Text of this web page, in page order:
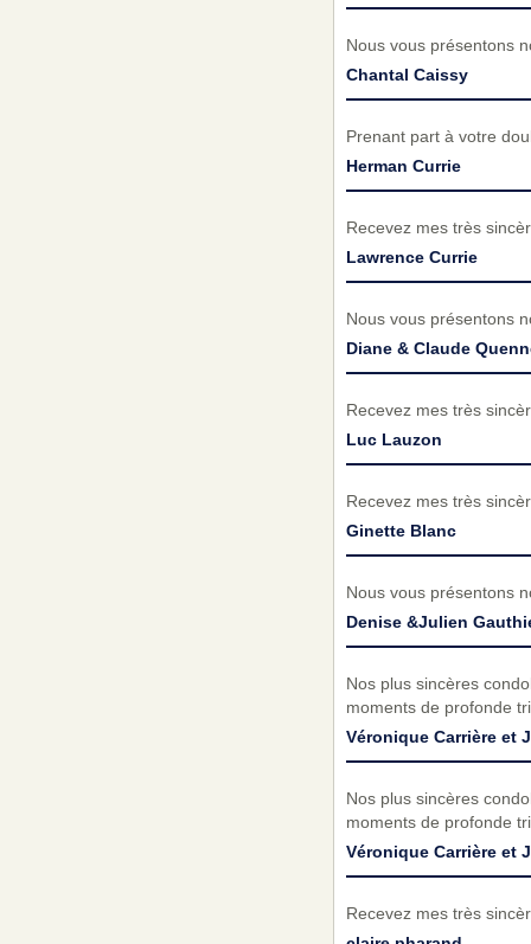
Nous vous présentons
Chantal Caissy
Prenant part à votre
Herman Currie
Recevez mes très
Lawrence Currie
Nous vous présentons
Diane & Claude
Recevez mes très
Luc Lauzon
Recevez mes très
Ginette Blanc
Nous vous présentons
Denise &Julien
Nos plus sincères
moments de profonde
Véronique Carrière et
Nos plus sincères
moments de profonde
Véronique Carrière et
Recevez mes très